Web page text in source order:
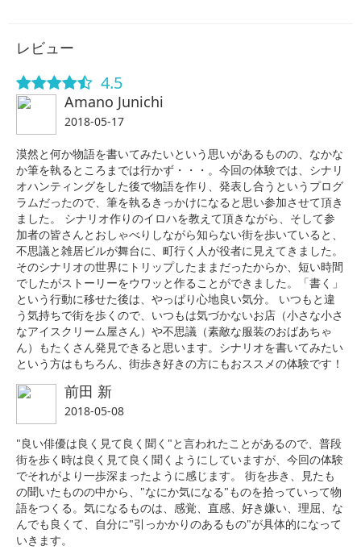
レビュー
4.5
Amano Junichi
2018-05-17
漠然と何か物語を書いてみたいという思いがあるものの、なかな
か筆を執るところまでは行かず・・・。今回の体験では、シナリ
オハンティングをした後で物語を作り、発表し合うというプログ
ラムだったので、筆を執るきっかけになると思い参加させて頂き
ました。 シナリオ作りのイロハを教えて頂きながら、そして参
加者の皆さんとおしゃべりしながら知らない街を歩いていると、
不思議と雑居ビルが舞台に、町行く人が役者に見えてきました。
そのシナリオの世界にトリップしたままだったからか、短い時間
でしたがストーリーをウワッと作ることができました。「書く」
という行動に移せた後は、やっぱり心地良い気分。 いつもと違
う気持ちで街を歩くので、いつもは気づかないお店（小さな小さ
なアイスクリーム屋さん）や不思議（素敵な服装のおばあちゃ
ん）もたくさん発見できると思います。シナリオを書いてみたい
という方はもちろん、街歩き好きの方にもおススメの体験です！
前田 新
2018-05-08
"良い俳優は良く見て良く聞く"と言われたことがあるので、普段
街を歩く時は良く見て良く聞くようにしていますが、今回の体験
でそれがより一歩深まったように感じます。 街を歩き、見たも
の聞いたものの中から、"なにか気になる"ものを拾っていって物
語をつくる。気になるものは、感覚、直感、好き嫌い、理屈、な
んでも良くて、自分に"引っかかりのあるもの"が具体的になって
いきます。